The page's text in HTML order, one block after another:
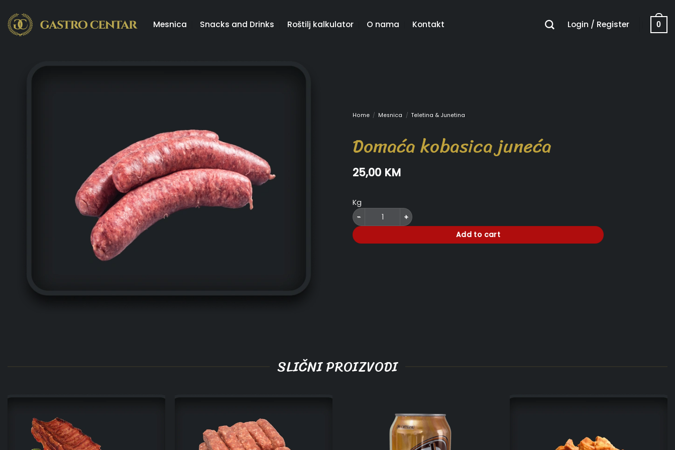
content
Mesnica Snacks and Drinks Roštilj kalkulator O nama Kontakt Login / Register 0
Home / Mesnica / Teletina & Junetina
Domaća kobasica juneća
25,00 KM
Kg
Domaća kobasica juneća quantity
Add to cart
SLIČNI PROIZVODI